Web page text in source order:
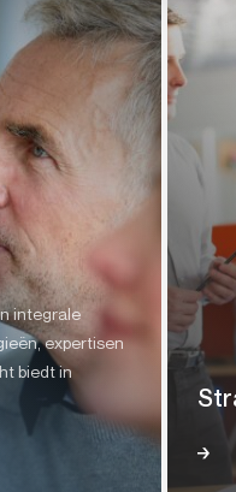
integrale
expertisen
biedt in